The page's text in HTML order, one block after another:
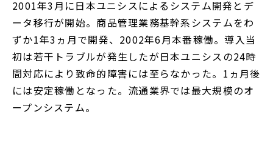
2001年3月に日本ユニシスによるシステム開発とデ
ータ移行が開始。商品管理業務基幹系システムをわ
ずか1年3ヵ月で開発、2002年6月本番稼働。導入当
初は若干トラブルが発生したが日本ユニシスの24時
間対応により致命的障害には至らなかった。1ヵ月後
には安定稼働となった。流通業界では最大規模のオ
ープンシステム。